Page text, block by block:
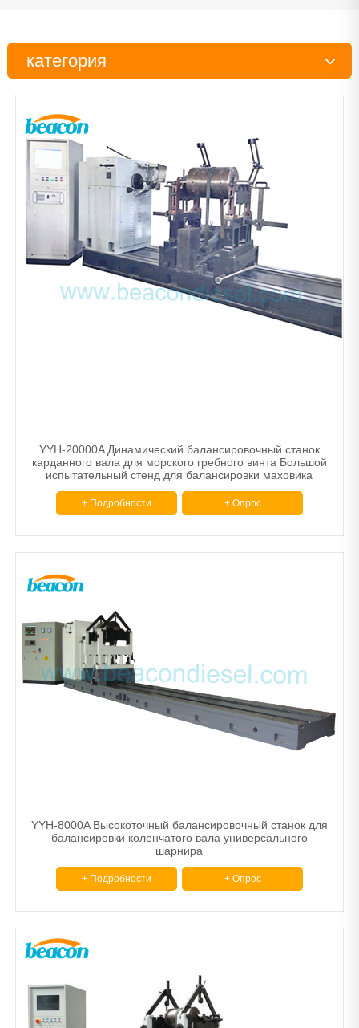
категория
Тестер
Инструменты
Детали дизельного двигателя
Рабочий стол
Очиститель
Сканер
Расточной шлифовальный станок
YYH-20000A Динамический балансировочный станок
карданного вала для морского гребного винта Большой
испытательный стенд для балансировки маховика
+ Подробности + Опрос
YYH-8000A Высокоточный балансировочный станок для
балансировки коленчатого вала универсального
шарнира
+ Подробности + Опрос